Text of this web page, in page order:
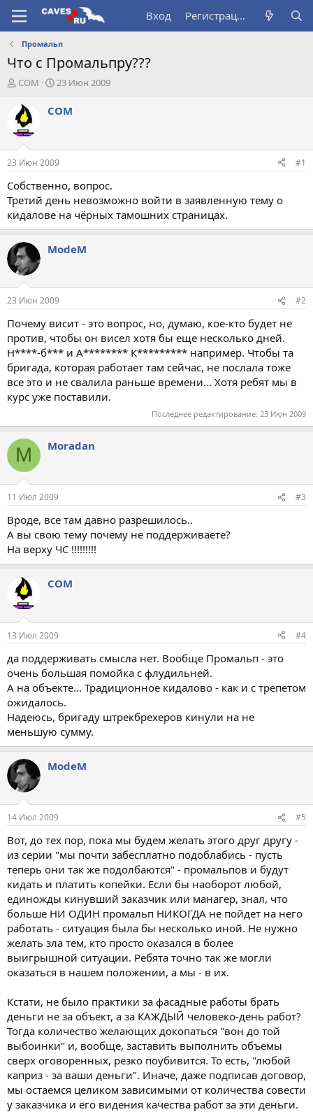
Вход Регистрация
Промальп
Что с Промальпру???
А
т
о
р
т
е
м
ы
COM
Д
т
ч
а
л
23 Июн 2009
COM
23 Июн 2009 #1
Собственно, вопрос.
Третий день невозможно войти в заявленную тему о
кидалове на чёрных тамошних страницах.
ModeM
23 Июн 2009 #2
Почему висит - это вопрос, но, думаю, кое-кто будет не
против, чтобы он висел хотя бы еще несколько дней.
Н****-б*** и А******** К********* например. Чтобы та
бригада, которая работает там сейчас, не послала тоже
все это и не свалила раньше времени... Хотя ребят мы в
курс уже поставили.
Последнее редактирование: 23 Июн 2009
M Moradan
11 Июл 2009 #3
Вроде, все там давно разрешилось..
А вы свою тему почему не поддерживаете?
На верху ЧС !!!!!!!!!
COM
13 Июл 2009 #4
да поддерживать смысла нет. Вообще Промальп - это
очень большая помойка с флудильней.
А на объекте... Традиционное кидалово - как и с трепетом
ожидалось.
Надеюсь, бригаду штрекбрехеров кинули на не
меньшую сумму.
ModeM
14 Июл 2009 #5
Вот, до тех пор, пока мы будем желать этого друг другу -
из серии "мы почти забесплатно подоблабись - пусть
теперь они так же подолбаются" - промальпов и будут
кидать и платить копейки. Если бы наоборот любой,
единожды кинувший заказчик или манагер, знал, что
больше НИ ОДИН промальп НИКОГДА не пойдет на него
работать - ситуация была бы несколько иной. Не нужно
желать зла тем, кто просто оказался в более
выигрышной ситуации. Ребята точно так же могли
оказаться в нашем положении, а мы - в их.
Кстати, не было практики за фасадные работы брать
деньги не за объект, а за КАЖДЫЙ человеко-день работ?
Тогда количество желающих докопаться "вон до той
выбоинки" и, вообще, заставить выполнить объемы
сверх оговоренных, резко поубивится. То есть, "любой
каприз - за ваши деньги". Иначе, даже подписав договор,
мы остаемся целиком зависимыми от количества совести
у заказчика и его видения качества работ за эти деньги.